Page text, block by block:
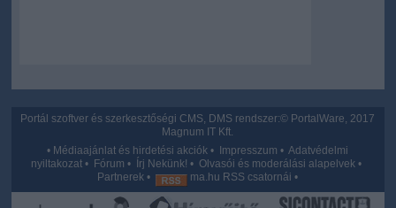
Portál szoftver és szerkesztőségi CMS, DMS rendszer:© PortalWare, 2017
Magnum IT Kft.
• Médiaajánlat és hirdetési akciók • Impresszum •Adatvédelmi
nyiltakozat • Fórum • Írj Nekünk! •Olvasói és moderálási alapelvek •
Partnerek • ma.hu RSS csatornái •